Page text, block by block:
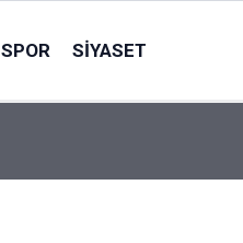
SPOR SIYASET